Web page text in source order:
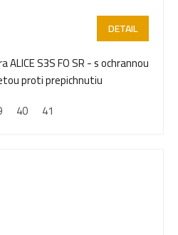
DETAIL
ALICE S3S FO SR - s ochrannou
proti prepichnutiu
40 41